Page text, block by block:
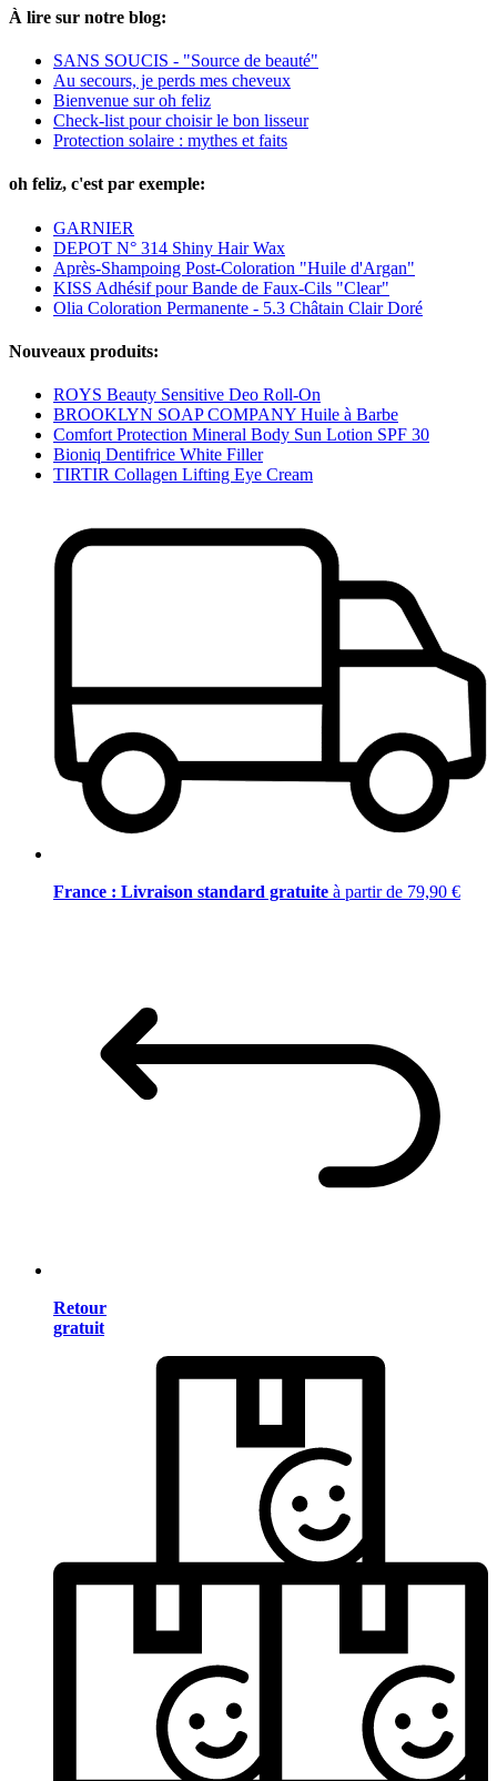
À lire sur notre blog:
SANS SOUCIS - "Source de beauté"
Au secours, je perds mes cheveux
Bienvenue sur oh feliz
Check-list pour choisir le bon lisseur
Protection solaire : mythes et faits
oh feliz, c'est par exemple:
GARNIER
DEPOT N° 314 Shiny Hair Wax
Après-Shampoing Post-Coloration "Huile d'Argan"
KISS Adhésif pour Bande de Faux-Cils "Clear"
Olia Coloration Permanente - 5.3 Châtain Clair Doré
Nouveaux produits:
ROYS Beauty Sensitive Deo Roll-On
BROOKLYN SOAP COMPANY Huile à Barbe
Comfort Protection Mineral Body Sun Lotion SPF 30
Bioniq Dentifrice White Filler
TIRTIR Collagen Lifting Eye Cream
France : Livraison standard gratuite à partir de 79,90 €
Retour
gratuit